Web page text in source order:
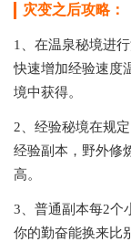
灾变之后攻略：
1、在温泉秘境进
快速增加经验速度
境中获得。
2、经验秘境在规
经验副本，野外修
高。
3、普通副本每2个
你的勤奋能换来比